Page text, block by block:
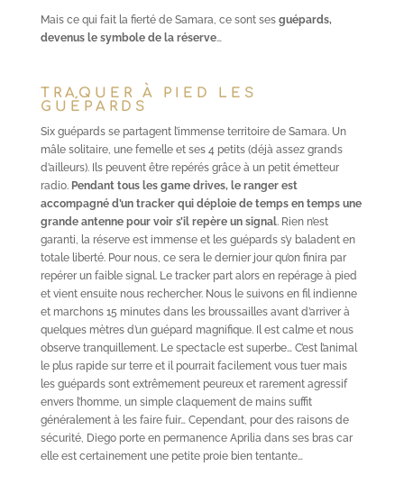
Mais ce qui fait la fierté de Samara, ce sont ses guépards,
devenus le symbole de la réserve…
TRAQUER À PIED LES
GUÉPARDS
Six guépards se partagent l’immense territoire de Samara. Un
mâle solitaire, une femelle et ses 4 petits (déjà assez grands
d’ailleurs). Ils peuvent être repérés grâce à un petit émetteur
radio. Pendant tous les game drives, le ranger est
accompagné d’un tracker qui déploie de temps en temps une
grande antenne pour voir s’il repère un signal. Rien n’est
garanti, la réserve est immense et les guépards s’y baladent en
totale liberté. Pour nous, ce sera le dernier jour qu’on finira par
repérer un faible signal. Le tracker part alors en repérage à pied
et vient ensuite nous rechercher. Nous le suivons en fil indienne
et marchons 15 minutes dans les broussailles avant d’arriver à
quelques mètres d’un guépard magnifique. Il est calme et nous
observe tranquillement. Le spectacle est superbe… C’est l’animal
le plus rapide sur terre et il pourrait facilement vous tuer mais
les guépards sont extrêmement peureux et rarement agressif
envers l’homme, un simple claquement de mains suffit
généralement à les faire fuir… Cependant, pour des raisons de
sécurité, Diego porte en permanence Aprilia dans ses bras car
elle est certainement une petite proie bien tentante…